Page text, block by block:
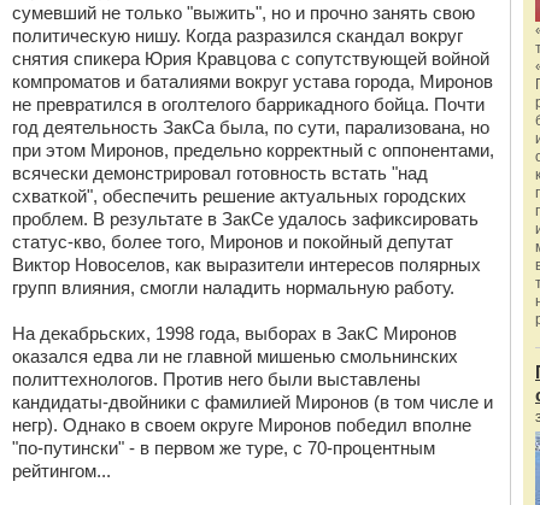
сумевший не только "выжить", но и прочно занять свою
политическую нишу. Когда разразился скандал вокруг
снятия спикера Юрия Кравцова с сопутствующей войной
компроматов и баталиями вокруг устава города, Миронов
не превратился в оголтелого баррикадного бойца. Почти
год деятельность ЗакСа была, по сути, парализована, но
при этом Миронов, предельно корректный с оппонентами,
всячески демонстрировал готовность встать "над
схваткой", обеспечить решение актуальных городских
проблем. В результате в ЗакСе удалось зафиксировать
статус-кво, более того, Миронов и покойный депутат
Виктор Новоселов, как выразители интересов полярных
групп влияния, смогли наладить нормальную работу.
На декабрьских, 1998 года, выборах в ЗакС Миронов
оказался едва ли не главной мишенью смольнинских
политтехнологов. Против него были выставлены
кандидаты-двойники с фамилией Миронов (в том числе и
негр). Однако в своем округе Миронов победил вполне
"по-путински" - в первом же туре, с 70-процентным
рейтингом...